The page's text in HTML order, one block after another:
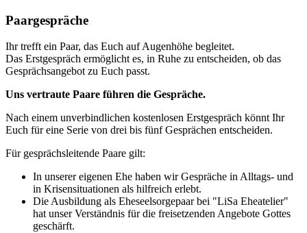
Paargespräche
Ihr trefft ein Paar, das Euch auf Augenhöhe begleitet.
Das Erstgespräch ermöglicht es, in Ruhe zu entscheiden, ob das
Gesprächsangebot zu Euch passt.
Uns vertraute Paare führen die Gespräche.
Nach einem unverbindlichen kostenlosen Erstgespräch könnt Ihr
Euch für eine Serie von drei bis fünf Gesprächen entscheiden.
Für gesprächsleitende Paare gilt:
In unserer eigenen Ehe haben wir Gespräche in Alltags- und
in Krisensituationen als hilfreich erlebt.
Die Ausbildung als Eheseelsorgepaar bei "LiSa Eheatelier"
hat unser Verständnis für die freisetzenden Angebote Gottes
geschärft.